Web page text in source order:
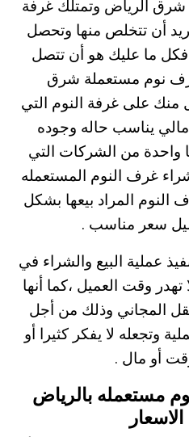
شرق الرياض وتمتلك غرفة
أن تتخلص منها وتحصل
ما عليك هو أن تتصل
نوم مستعملة شرق
على غرفة النوم التي
مالي يناسب حاله وجوده
واحدة من الشركات التي
غرف النوم المستعمله
النوم المراد بيعها بشكل
سعر مناسب .
عملية البيع والشراء في
وقت العميل ،كما أنها
المجاني وذلك من أجل
وتجعله لا يفكر كثيرا أو
أو مال .
مستعمله بالرياض